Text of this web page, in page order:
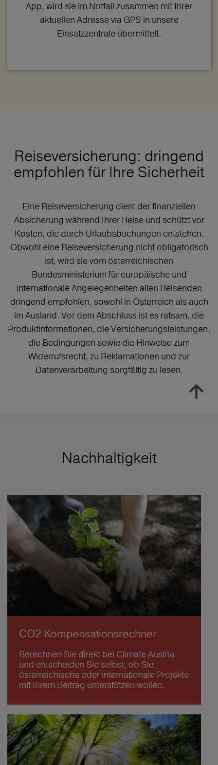
App, wird sie im Notfall zusammen mit Ihrer
aktuellen Adresse via GPS in unsere
Einsatzzentrale übermittelt.
Reiseversicherung: dringend
empfohlen für Ihre Sicherheit
Eine Reiseversicherung dient der finanziellen
Absicherung während Ihrer Reise und schützt vor
Kosten, die durch Urlaubsbuchungen entstehen.
Obwohl eine Reiseversicherung nicht obligatorisch
ist, wird sie vom österreichischen
Bundesministerium für europäische und
internationale Angelegenheiten allen Reisenden
dringend empfohlen, sowohl in Österreich als auch
im Ausland. Vor dem Abschluss ist es ratsam, die
Produktinformationen, die Versicherungsleistungen,
die Bedingungen sowie die Hinweise zum
Widerrufsrecht, zu Reklamationen und zur
Datenverarbeitung sorgfältig zu lesen.
Nachhaltigkeit
CO2 Kompensationsrechner
Berechnen Sie direkt bei Climate Austria
und entscheiden Sie selbst, ob Sie
österreichische oder internationale Projekte
mit Ihrem Beitrag unterstützen wollen.